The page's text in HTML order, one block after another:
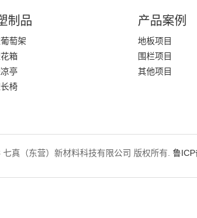
制品
萄架
箱
亭
椅
产品案例
地板项目
围栏项目
其他项目
真（东营）新材料科技有限公司 版权所有.鲁